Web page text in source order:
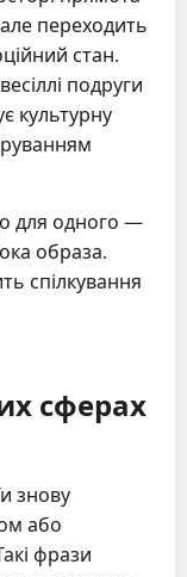
переходить
стан.
подруги
культурну
для одного —
образа.
спілкування
сферах
знову
або
фрази